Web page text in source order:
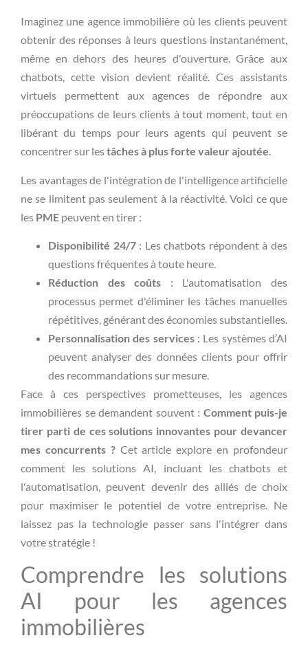
Imaginez une agence immobilière où les clients peuvent
obtenir des réponses à leurs questions instantanément,
même en dehors des heures d'ouverture. Grâce aux
chatbots, cette vision devient réalité. Ces assistants
virtuels permettent aux agences de répondre aux
préoccupations de leurs clients à tout moment, tout en
libérant du temps pour leurs agents qui peuvent se
concentrer sur lestâches à plus forte valeur ajoutée.
Les avantages de l'intégration de l'intelligence artificielle
ne se limitent pas seulement à la réactivité. Voici ce que
les PME peuvent en tirer :
Disponibilité 24/7: Les chatbots répondent à des
questions fréquentes à toute heure.
Réduction des coûts : L'automatisation des
processus permet d'éliminer les tâches manuelles
répétitives, générant des économies substantielles.
Personnalisation des services: Les systèmes d’AI
peuvent analyser des données clients pour offrir
des recommandations sur mesure.
Face à ces perspectives prometteuses, les agences
immobilières se demandent souvent : Comment puis-je
tirer parti de ces solutions innovantes pour devancer
mes concurrents ?Cet article explore en profondeur
comment les solutions AI, incluant les chatbots et
l'automatisation, peuvent devenir des alliés de choix
pour maximiser le potentiel de votre entreprise. Ne
laissez pas la technologie passer sans l'intégrer dans
votre stratégie !
Comprendre les solutions
AI pour les agences
immobilières